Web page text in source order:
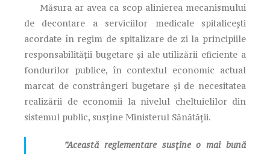
Măsura ar avea ca scop alinierea mecanismului
de decontare a serviciilor medicale spitalicești
acordate în regim de spitalizare de zi la principiile
responsabilității bugetare și ale utilizării eficiente a
fondurilor publice, în contextul economic actual
marcat de constrângeri bugetare și de necesitatea
realizării de economii la nivelul cheltuielilor din
sistemul public, susține Ministerul Sănătății.
”Această reglementare susține o mai bună